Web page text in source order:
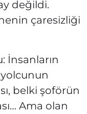
değildi.
çaresizliği
İnsanların
yolcunun
belki şoförün
Ama olan